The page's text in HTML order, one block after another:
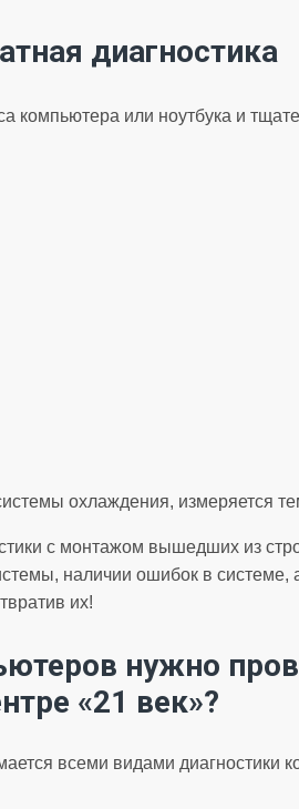
диагностика
компьютера или ноутбука и
охлаждения, измеряется
с монтажом вышедших из
наличии ошибок в
их!
нужно
«21 век»?
всеми видами диагностики